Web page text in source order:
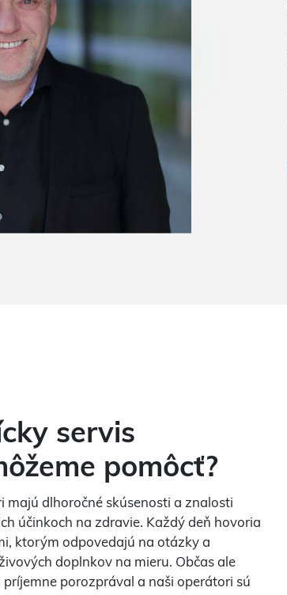
servis
pomôcť?
majú dlhoročné skúsenosti a znalosti
účinkoch na zdravie. Každý deň hovoria
ktorým odpovedajú na otázky a
doplnkov na mieru. Občas ale
porozprával a naši operátori sú